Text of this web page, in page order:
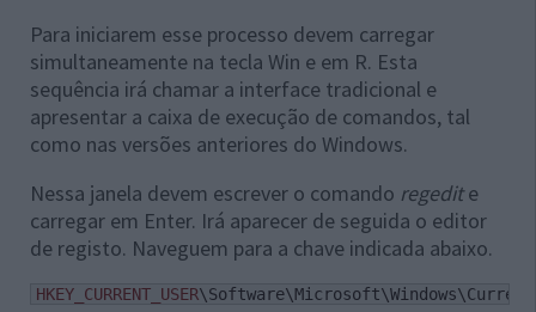
Para iniciarem esse processo devem carregar
simultaneamente na tecla Win e em R. Esta
sequência irá chamar a interface tradicional e
apresentar a caixa de execução de comandos, tal
como nas versões anteriores do Windows.
Nessa janela devem escrever o comando regedite
carregar em Enter. Irá aparecer de seguida o editor
de registo. Naveguem para a chave indicada abaixo.
HKEY_CURRENT_USER